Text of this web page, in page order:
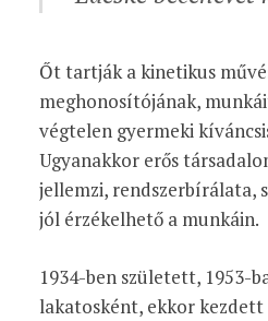
Őt tartják a kinetikus
meghonosítójának,
végtelen gyermeki
Ugyanakkor erős
jellemzi, rendszerbírálata,
jól érzékelhető a munkáin.
1934-ben született, 1953-
lakatosként, ekkor kezdett